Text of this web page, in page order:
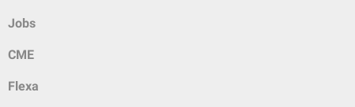
Jobs
CME
Flexa